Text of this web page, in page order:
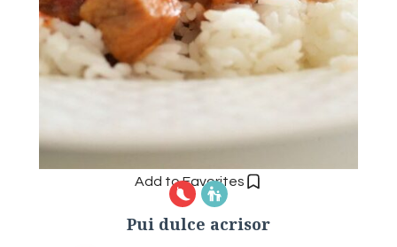
Add to Favorites
Pui dulce acrisor